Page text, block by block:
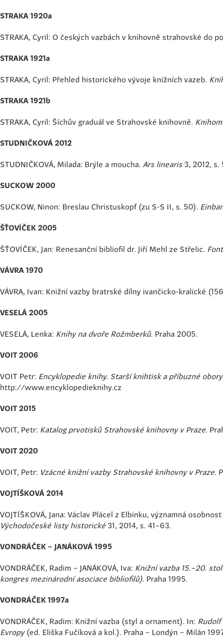
STRAKA 1920a
STRAKA, Cyril: O českých vazbách v knihovně strahovské do
STRAKA 1921a
STRAKA, Cyril: Přehled historického vývoje knižních vazeb.
STRAKA 1921b
STRAKA, Cyril: Šíchův graduál ve Strahovské knihovně.
STUDNIČKOVÁ 2012
STUDNIČKOVÁ, Milada: Brýle a moucha. Ars linearis3, 2012, s.
SUCKOW 2000
SUCKOW, Ninon: Breslau Christuskopf (zu S-S II, s. 50).
ŠŤOVÍČEK 2005
ŠŤOVÍČEK, Jan: Renesanční bibliofil dr. Jiří Mehl ze Střelic.
VÁVRA 1970
VÁVRA, Ivan: Knižní vazby bratrské dílny ivančicko-kralické
VESELÁ 2005
VESELÁ, Lenka: Knihy na dvoře Rožmberků. Praha 2005.
VOIT 2006
VOIT Petr: Encyklopedie knihy. Starší knihtisk a příbuzné
http://www.encyklopedieknihy.cz
VOIT 2015
VOIT, Petr: Katalog prvotisků Strahovské knihovny v Praze .
VOIT 2020
VOIT, Petr: Vzácné knižní vazby Strahovské knihovny v Praze .
VOJTÍŠKOVÁ 2014
VOJTÍŠKOVÁ, Jana: Václav Plácel z Elbinku, významná
Východočeské listy historické 31, 2014, s. 41–63.
VONDRÁČEK – JANÁKOVÁ 1995
VONDRÁČEK, Radim – JANÁKOVÁ, Iva: Knižní vazba 15.–20.
kongres mezinárodní asociace bibliofilů) . Praha 1995.
VONDRÁČEK 1997a
VONDRÁČEK, Radim: Knižní vazba (styl a ornament). In:
Evropy(ed. Eliška Fučíková a kol.). Praha – Londýn – Milán